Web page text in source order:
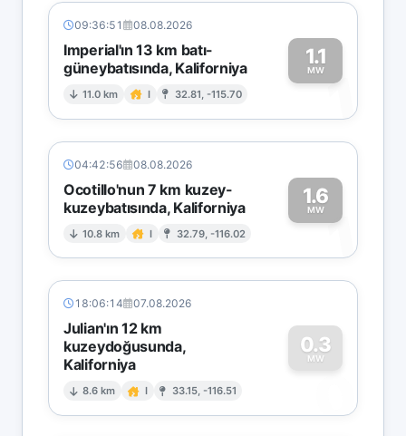
09:36:51 08.08.2026
Imperial'ın 13 km batı-
güneybatısında, Kaliforniya
11.0 km I 32.81, -115.70
1.1
MW1
04:42:56 08.08.2026
Ocotillo'nun 7 km kuzey-
kuzeybatısında, Kaliforniya
10.8 km I 32.79, -116.02
1.6
MW1
18:06:14 07.08.2026
Julian'ın 12 km
kuzeydoğusunda,
Kaliforniya
8.6 km I 33.15, -116.51
0.3
MW
0